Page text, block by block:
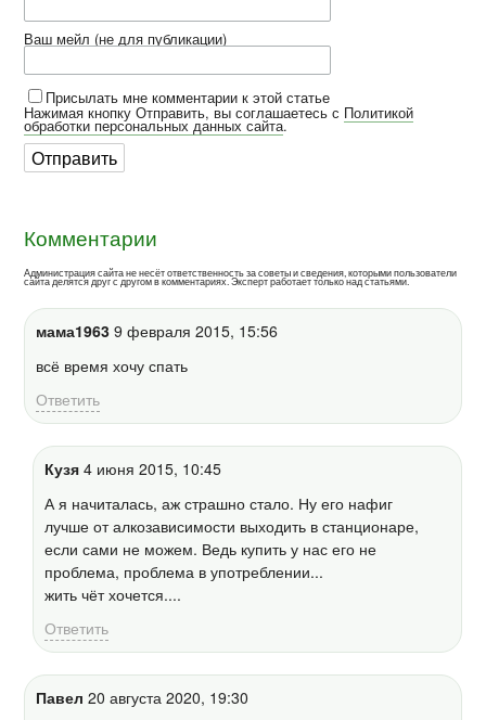
Ваш мейл (не для публикации)
Присылать мне комментарии к этой статье
Нажимая кнопку Отправить, вы соглашаетесь с Политикой
обработки персональных данных сайта.
Комментарии
Администрация сайта не несёт ответственность за советы и сведения, которыми пользователи
сайта делятся друг с другом в комментариях. Эксперт работает только над статьями.
мама1963 9 февраля 2015, 15:56
всё время хочу спать
Ответить
Кузя 4 июня 2015, 10:45
А я начиталась, аж страшно стало. Ну его нафиг
лучше от алкозависимости выходить в станционаре,
если сами не можем. Ведь купить у нас его не
проблема, проблема в употреблении...
жить чёт хочется....
Ответить
Павел 20 августа 2020, 19:30